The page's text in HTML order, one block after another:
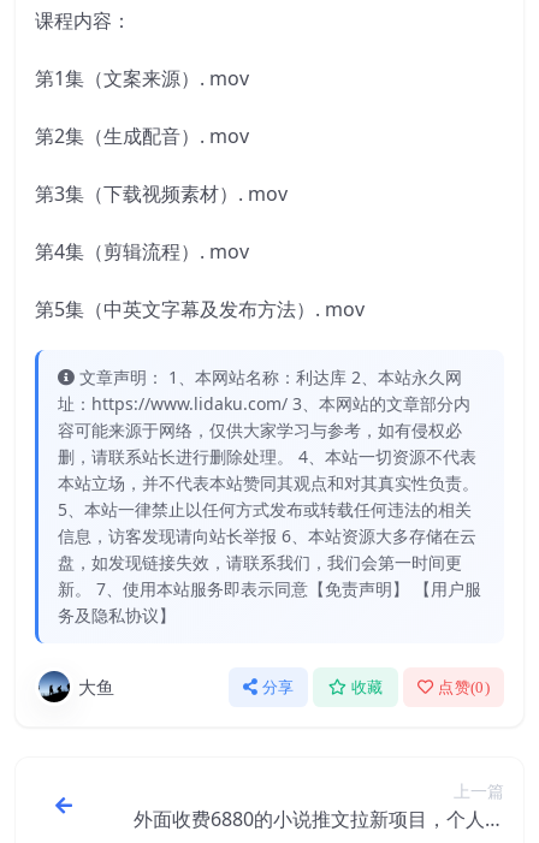
课程内容：
第1集（文案来源）. mov
第2集（生成配音）. mov
第3集（下载视频素材）. mov
第4集（剪辑流程）. mov
第5集（中英文字幕及发布方法）. mov
文章声明： 1、本网站名称：利达库 2、本站永久网
址：https://www.lidaku.com/ 3、本网站的文章部分内
容可能来源于网络，仅供大家学习与参考，如有侵权必
删，请联系站长进行删除处理。 4、本站一切资源不代表
本站立场，并不代表本站赞同其观点和对其真实性负责。
5、本站一律禁止以任何方式发布或转载任何违法的相关
信息，访客发现请向站长举报 6、本站资源大多存储在云
盘，如发现链接失效，请联系我们，我们会第一时间更
新。 7、使用本站服务即表示同意【免责声明】 【用户服
务及隐私协议】
大鱼 分享 收藏 点赞(0)
上一篇
外面收费6880的小说推文拉新项目，个人工